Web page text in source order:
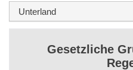
Gesetzliche